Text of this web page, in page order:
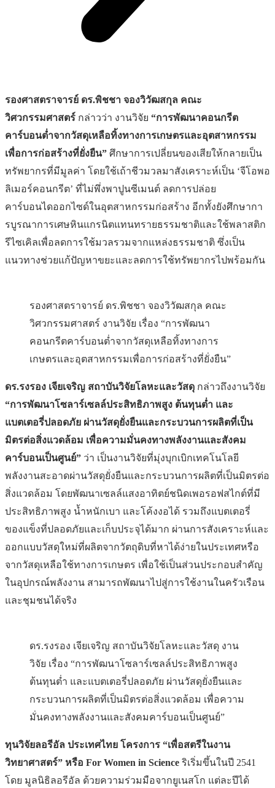
รองศาสตราจารย์ ดร.พิชชา จองวิวัฒสกุล คณะ
วิศวกรรมศาสตร์ กล่าวว่า งานวิจัย “การพัฒนาคอนกรีต
คาร์บอนต่ำจากวัสดุเหลือทิ้งทางการเกษตรและอุตสาหกรรม
เพื่อการก่อสร้างที่ยั่งยืน” ศึกษาการเปลี่ยนของเสียให้กลายเป็น
ทรัพยากรที่มีมูลค่า โดยใช้เถ้าชีวมวลมาสังเคราะห์เป็น ‘จีโอพอ
ลิเมอร์คอนกรีต’ ที่ไม่พึ่งพาปูนซีเมนต์ ลดการปล่อย
คาร์บอนไดออกไซด์ในอุตสาหกรรมก่อสร้าง อีกทั้งยังศึกษากา
รบูรณาการเศษหินแกรนิตแทนทรายธรรมชาติและใช้พลาสติก
รีไซเคิลเพื่อลดการใช้มวลรวมจากแหล่งธรรมชาติ ซึ่งเป็น
แนวทางช่วยแก้ปัญหาขยะและลดการใช้ทรัพยากรไปพร้อมกัน
รองศาสตราจารย์ ดร.พิชชา จองวิวัฒสกุล คณะ
วิศวกรรมศาสตร์ งานวิจัย เรื่อง “การพัฒนา
คอนกรีตคาร์บอนต่ำจากวัสดุเหลือทิ้งทางการ
เกษตรและอุตสาหกรรมเพื่อการก่อสร้างที่ยั่งยืน”
ดร.รงรอง เจียเจริญ สถาบันวิจัยโลหะและวัสดุ กล่าวถึงงานวิจัย
“การพัฒนาโซลาร์เซลล์ประสิทธิภาพสูง ต้นทุนต่ำ และ
แบตเตอรี่ปลอดภัย ผ่านวัสดุยั่งยืนและกระบวนการผลิตที่เป็น
มิตรต่อสิ่งแวดล้อม เพื่อความมั่นคงทางพลังงานและสังคม
คาร์บอนเป็นศูนย์” ว่า เป็นงานวิจัยที่มุ่งบุกเบิกเทคโนโลยี
พลังงานสะอาดผ่านวัสดุยั่งยืนและกระบวนการผลิตที่เป็นมิตรต่อ
สิ่งแวดล้อม โดยพัฒนาเซลล์แสงอาทิตย์ชนิดเพอรอฟสไกต์ที่มี
ประสิทธิภาพสูง น้ำหนักเบา และโค้งงอได้ รวมถึงแบตเตอรี่
ของแข็งที่ปลอดภัยและเก็บประจุได้มาก ผ่านการสังเคราะห์และ
ออกแบบวัสดุใหม่ที่ผลิตจากวัตถุดิบที่หาได้ง่ายในประเทศหรือ
จากวัสดุเหลือใช้ทางการเกษตร เพื่อใช้เป็นส่วนประกอบสำคัญ
ในอุปกรณ์พลังงาน สามารถพัฒนาไปสู่การใช้งานในครัวเรือน
และชุมชนได้จริง
ดร.รงรอง เจียเจริญ สถาบันวิจัยโลหะและวัสดุ งาน
วิจัย เรื่อง “การพัฒนาโซลาร์เซลล์ประสิทธิภาพสูง
ต้นทุนต่ำ และแบตเตอรี่ปลอดภัย ผ่านวัสดุยั่งยืนและ
กระบวนการผลิตที่เป็นมิตรต่อสิ่งแวดล้อม เพื่อความ
มั่นคงทางพลังงานและสังคมคาร์บอนเป็นศูนย์”
ทุนวิจัยลอรีอัล ประเทศไทย โครงการ “เพื่อสตรีในงาน
วิทยาศาสตร์” หรือ For Women in Science ริเริ่มขึ้นในปี 2541
โดย มูลนิธิลอรีอัล ด้วยความร่วมมือจากยูเนสโก แต่ละปีได้